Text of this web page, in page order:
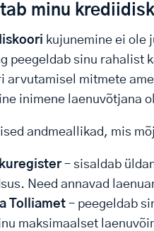
minu
kujunemine ei ole
peegeldab sinu rahalist
arvutamisel mitmete
inimene laenuvõtjana
andmeallikad, mis
– sisaldab
Need annavad
Tolliamet – peegeldab
maksimaalset